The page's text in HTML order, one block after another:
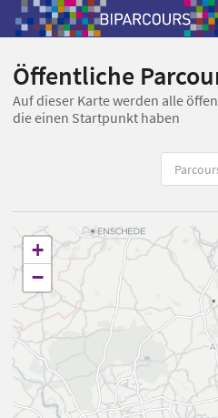
Öffentliche
Auf dieser Karte werden alle
die einen Startpunkt haben
+
−